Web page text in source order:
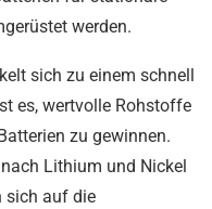
werden.
sich zu einem schnell
es, wertvolle Rohstoffe
zu gewinnen.
Lithium und Nickel
sich auf die